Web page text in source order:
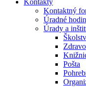
Kontakty
Kontaktný
Úradné
Úrady a
Pošta